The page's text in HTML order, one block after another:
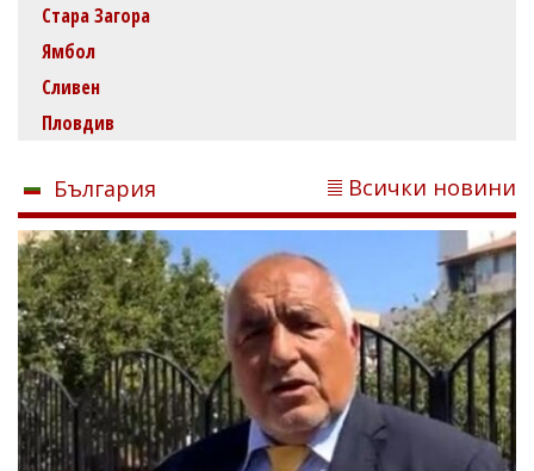
Стара Загора
Ямбол
Сливен
Пловдив
България Всички новини